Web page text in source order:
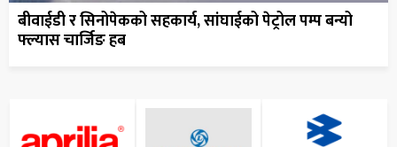
बीवाईडी र सिनोपेकको सहकार्य, सांघाईको पेट्रोल पम्प बन्यो
फ्ल्यास चार्जिङ हब